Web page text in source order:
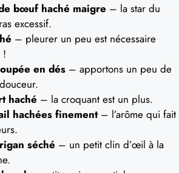
bœuf haché maigre – la star du
excessif.
– pleurer un peu est nécessaire
!
en dés – apportons un peu de
haché – la croquant est un plus.
hachées finement– l’arôme qui fait
séché – un petit clin d’œil à la